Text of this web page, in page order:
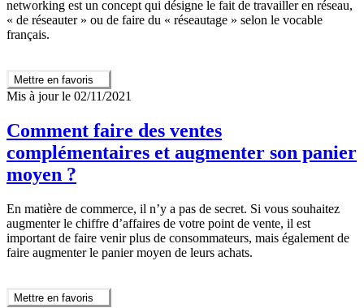
networking est un concept qui désigne le fait de travailler en réseau,
« de réseauter » ou de faire du « réseautage » selon le vocable
français.
Mettre en favoris
Mis à jour le 02/11/2021
Comment faire des ventes
complémentaires et augmenter son panier
moyen ?
En matière de commerce, il n’y a pas de secret. Si vous souhaitez
augmenter le chiffre d’affaires de votre point de vente, il est
important de faire venir plus de consommateurs, mais également de
faire augmenter le panier moyen de leurs achats.
Mettre en favoris